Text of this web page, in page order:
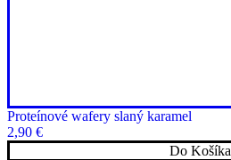
Proteínové wafery slaný karamel
2,90 €
Do Košíka